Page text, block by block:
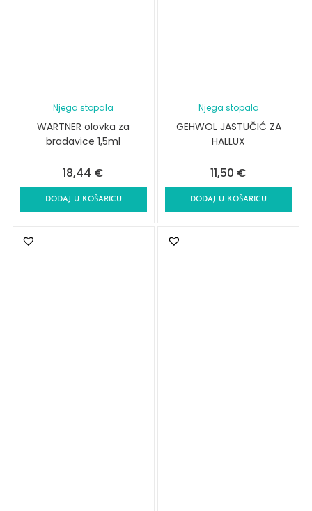
Njega stopala
WARTNER olovka za
bradavice 1,5ml
18,44 €
DODAJ U KOŠARICU
Njega stopala
GEHWOL JASTUČIĆ ZA
HALLUX
11,50 €
DODAJ U KOŠARICU